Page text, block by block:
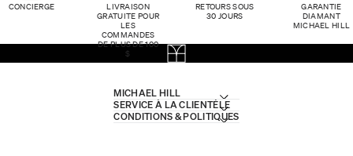
CONCIERGE
LIVRAISON
GRATUITE POUR
LES
COMMANDES
DE PLUS DE 100
$
RETOURS SOUS
30 JOURS
GARANTIE
DIAMANT
MICHAEL HILL
MICHAEL HILL
SERVICE À LA CLIENTÈLE
CONDITIONS & POLITIQUES